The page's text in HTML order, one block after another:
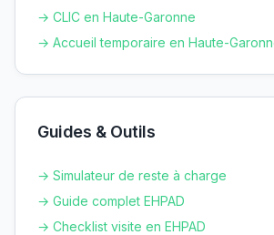
→ CLIC en Haute-Garonne
→ Accueil temporaire en Haute-
Guides & Outils
→ Simulateur de reste à charge
→ Guide complet EHPAD
→ Checklist visite en EHPAD